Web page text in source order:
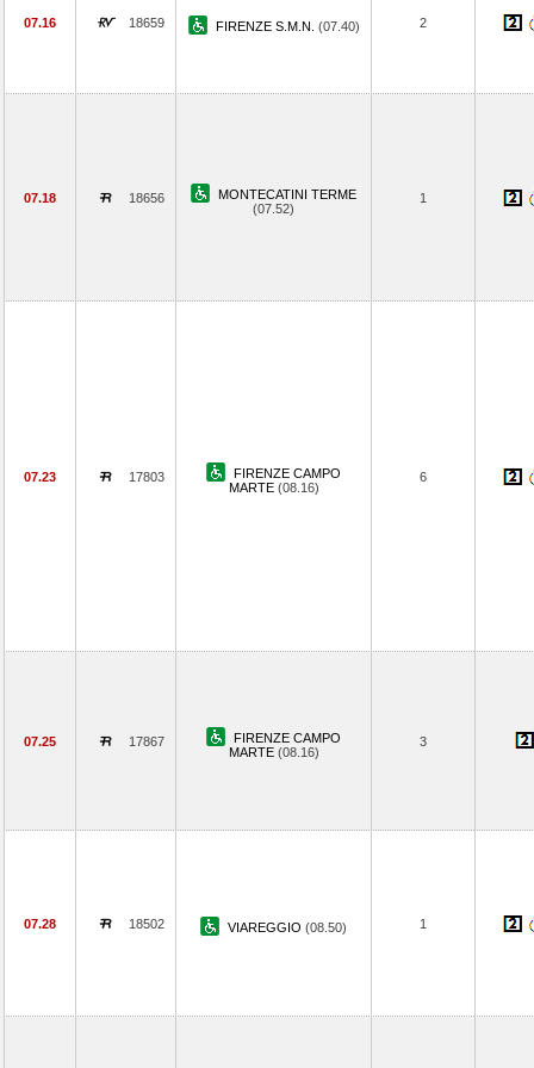
07.16 18659 FIRENZE S.M.N. (07.40) 2
07.18 18656
MONTECATINI TERME
(07.52)
1
07.23 17803
FIRENZE CAMPO
MARTE (08.16)
6
07.25 17867
FIRENZE CAMPO
MARTE (08.16)
3
07.28 18502 VIAREGGIO (08.50) 1